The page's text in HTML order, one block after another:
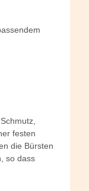
festen
die Bürsten
so dass